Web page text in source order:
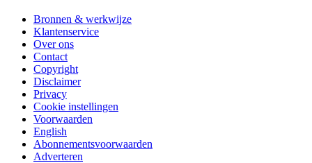
Bronnen & werkwijze
Klantenservice
Over ons
Contact
Copyright
Disclaimer
Privacy
Cookie instellingen
Voorwaarden
English
Abonnementsvoorwaarden
Adverteren